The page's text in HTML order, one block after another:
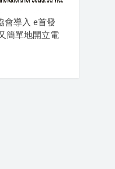
會導入 e首發
簡單地開立電